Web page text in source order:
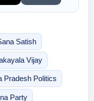
Satish
Vijay
Pradesh Politics
Party